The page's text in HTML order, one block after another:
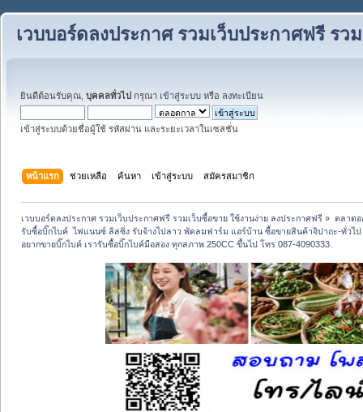
เวบบอร์ดลงประกาศ รวมเว็บประกาศฟรี รว
ยินดีต้อนรับคุณ, บุคคลทั่วไป กรุณา เข้าสู่ระบบ หรือ ลงทะเบียน
เข้าสู่ระบบด้วยชื่อผู้ใช้ รหัสผ่าน และระยะเวลาในเซสชั่น
หน้าแรก ช่วยเหลือ ค้นหา เข้าสู่ระบบ สมัครสมาชิก
เวบบอร์ดลงประกาศ รวมเว็บประกาศฟรี รวมเว็บซื้อขาย ใช้งานง่าย ลงประกาศฟรี » ตลาดอ
รับซื้อบิ๊กไบค์  ไฟแนนซ์ ลิสซิ่ง รับจ้างไปลาว พัดลมฟาร์ม แอร์บ้าน ซื้อขายสินค้าจิปาถะ-ทั่วไ
อยากขายบิ๊กไบค์ เรารับซื้อบิ๊กไบค์มือสอง ทุกสภาพ 250CC ขึ้นไป โทร 087-4090333.